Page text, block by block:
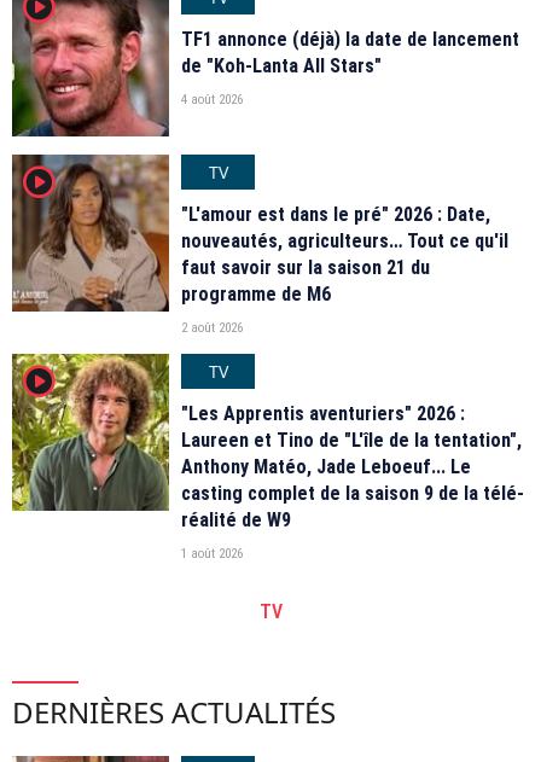
TF1 annonce (déjà) la date de lancement
de "Koh-Lanta All Stars"
4 août 2026
player2
TV
"L'amour est dans le pré" 2026 : Date,
nouveautés, agriculteurs… Tout ce qu'il
faut savoir sur la saison 21 du
programme de M6
2 août 2026
player2
TV
"Les Apprentis aventuriers" 2026 :
Laureen et Tino de "L'île de la tentation",
Anthony Matéo, Jade Leboeuf... Le
casting complet de la saison 9 de la télé-
réalité de W9
1 août 2026
TV
DERNIÈRES ACTUALITÉS